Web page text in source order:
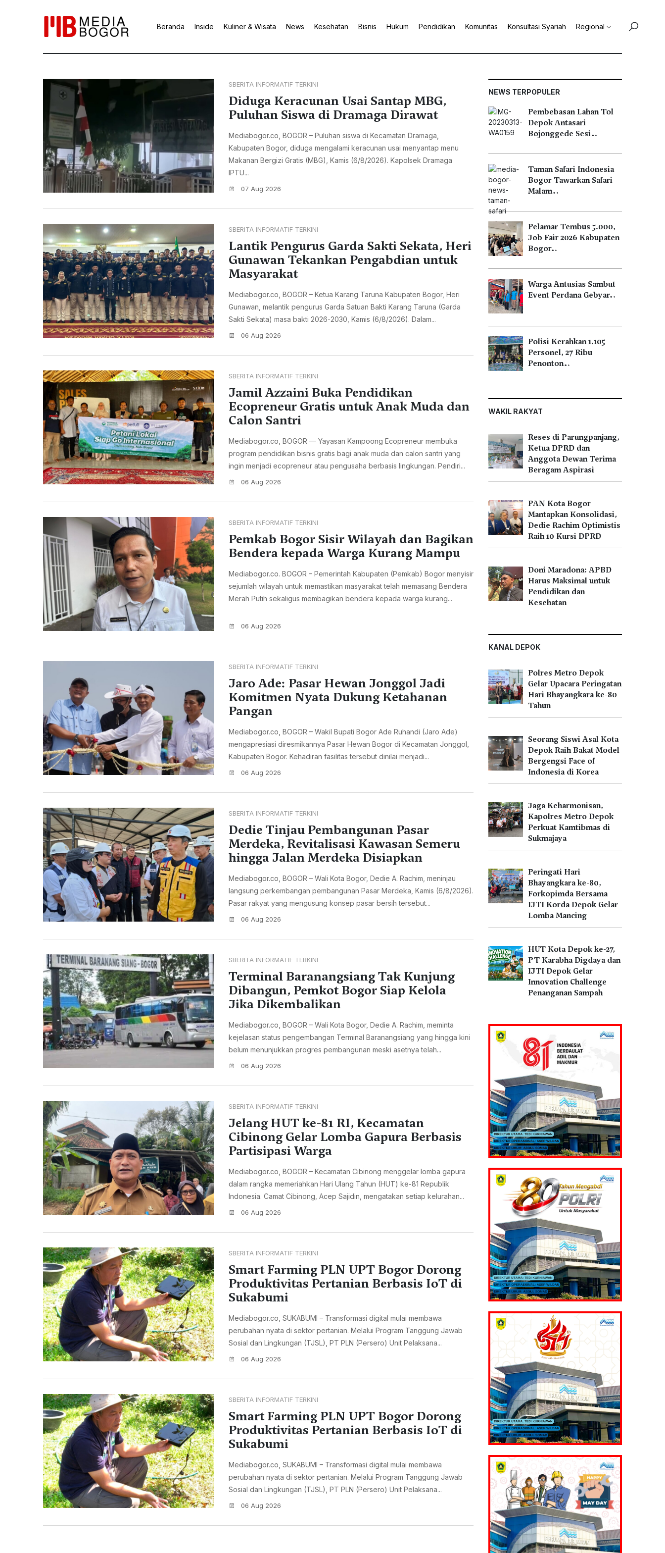
Beranda Inside Kuliner & Wisata News Kesehatan Bisnis Hukum Pendidikan Komunitas Konsultasi Syariah Regional
SBERITA INFORMATIF TERKINI
Diduga Keracunan Usai Santap MBG,
Puluhan Siswa di Dramaga Dirawat
Mediabogor.co, BOGOR – Puluhan siswa di Kecamatan Dramaga,
Kabupaten Bogor, diduga mengalami keracunan usai menyantap menu
Makanan Bergizi Gratis (MBG), Kamis (6/8/2026). Kapolsek Dramaga
IPTU...
07 Aug 2026
SBERITA INFORMATIF TERKINI
Lantik Pengurus Garda Sakti Sekata, Heri
Gunawan Tekankan Pengabdian untuk
Masyarakat
Mediabogor.co, BOGOR – Ketua Karang Taruna Kabupaten Bogor, Heri
Gunawan, melantik pengurus Garda Satuan Bakti Karang Taruna (Garda
Sakti Sekata) masa bakti 2026-2030, Kamis (6/8/2026). Dalam...
06 Aug 2026
SBERITA INFORMATIF TERKINI
Jamil Azzaini Buka Pendidikan
Ecopreneur Gratis untuk Anak Muda dan
Calon Santri
Mediabogor.co, BOGOR — Yayasan Kampoong Ecopreneur membuka
program pendidikan bisnis gratis bagi anak muda dan calon santri yang
ingin menjadi ecopreneur atau pengusaha berbasis lingkungan. Pendiri...
06 Aug 2026
SBERITA INFORMATIF TERKINI
Pemkab Bogor Sisir Wilayah dan Bagikan
Bendera kepada Warga Kurang Mampu
Mediabogor.co. BOGOR – Pemerintah Kabupaten (Pemkab) Bogor menyisir
sejumlah wilayah untuk memastikan masyarakat telah memasang Bendera
Merah Putih sekaligus membagikan bendera kepada warga kurang...
06 Aug 2026
SBERITA INFORMATIF TERKINI
Jaro Ade: Pasar Hewan Jonggol Jadi
Komitmen Nyata Dukung Ketahanan
Pangan
Mediabogor.co, BOGOR – Wakil Bupati Bogor Ade Ruhandi (Jaro Ade)
mengapresiasi diresmikannya Pasar Hewan Bogor di Kecamatan Jonggol,
Kabupaten Bogor. Kehadiran fasilitas tersebut dinilai menjadi...
06 Aug 2026
SBERITA INFORMATIF TERKINI
Dedie Tinjau Pembangunan Pasar
Merdeka, Revitalisasi Kawasan Semeru
hingga Jalan Merdeka Disiapkan
Mediabogor.co, BOGOR – Wali Kota Bogor, Dedie A. Rachim, meninjau
langsung perkembangan pembangunan Pasar Merdeka, Kamis (6/8/2026).
Pasar rakyat yang mengusung konsep pasar bersih tersebut...
06 Aug 2026
SBERITA INFORMATIF TERKINI
Terminal Baranangsiang Tak Kunjung
Dibangun, Pemkot Bogor Siap Kelola
Jika Dikembalikan
Mediabogor.co, BOGOR – Wali Kota Bogor, Dedie A. Rachim, meminta
kejelasan status pengembangan Terminal Baranangsiang yang hingga kini
belum menunjukkan progres pembangunan meski asetnya telah...
06 Aug 2026
SBERITA INFORMATIF TERKINI
Jelang HUT ke-81 RI, Kecamatan
Cibinong Gelar Lomba Gapura Berbasis
Partisipasi Warga
Mediabogor.co, BOGOR – Kecamatan Cibinong menggelar lomba gapura
dalam rangka memeriahkan Hari Ulang Tahun (HUT) ke-81 Republik
Indonesia. Camat Cibinong, Acep Sajidin, mengatakan setiap kelurahan...
06 Aug 2026
SBERITA INFORMATIF TERKINI
Smart Farming PLN UPT Bogor Dorong
Produktivitas Pertanian Berbasis IoT di
Sukabumi
Mediabogor.co, SUKABUMI – Transformasi digital mulai membawa
perubahan nyata di sektor pertanian. Melalui Program Tanggung Jawab
Sosial dan Lingkungan (TJSL), PT PLN (Persero) Unit Pelaksana...
06 Aug 2026
SBERITA INFORMATIF TERKINI
Smart Farming PLN UPT Bogor Dorong
Produktivitas Pertanian Berbasis IoT di
Sukabumi
Mediabogor.co, SUKABUMI – Transformasi digital mulai membawa
perubahan nyata di sektor pertanian. Melalui Program Tanggung Jawab
Sosial dan Lingkungan (TJSL), PT PLN (Persero) Unit Pelaksana...
06 Aug 2026
NEWS TERPOPULER
Pembebasan Lahan Tol
Depok Antasari
Bojonggede Sesi…
Taman Safari Indonesia
Bogor Tawarkan Safari
Malam…
Pelamar Tembus 5.000,
Job Fair 2026 Kabupaten
Bogor…
Warga Antusias Sambut
Event Perdana Gebyar…
Polisi Kerahkan 1.105
Personel, 27 Ribu
Penonton…
WAKIL RAKYAT
Reses di Parungpanjang,
Ketua DPRD dan
Anggota Dewan Terima
Beragam Aspirasi
PAN Kota Bogor
Mantapkan Konsolidasi,
Dedie Rachim Optimistis
Raih 10 Kursi DPRD
Doni Maradona: APBD
Harus Maksimal untuk
Pendidikan dan
Kesehatan
KANAL DEPOK
Polres Metro Depok
Gelar Upacara Peringatan
Hari Bhayangkara ke-80
Tahun
Seorang Siswi Asal Kota
Depok Raih Bakat Model
Bergengsi Face of
Indonesia di Korea
Jaga Keharmonisan,
Kapolres Metro Depok
Perkuat Kamtibmas di
Sukmajaya
Peringati Hari
Bhayangkara ke-80,
Forkopimda Bersama
IJTI Korda Depok Gelar
Lomba Mancing
HUT Kota Depok ke-27,
PT Karabha Digdaya dan
IJTI Depok Gelar
Innovation Challenge
Penanganan Sampah